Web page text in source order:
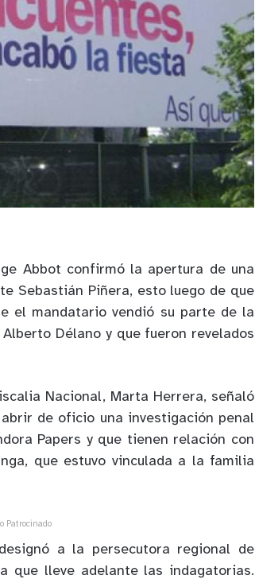
Abbot confirmó la apertura de una
Sebastián Piñera, esto luego de que
el mandatario vendió su parte de la
Délano y que fueron revelados
Nacional, Marta Herrera, señaló
de oficio una investigación penal
Papers y que tienen relación con
que estuvo vinculada a la familia
Patrocinado
a la persecutora regional de
que lleve adelante las indagatorias.